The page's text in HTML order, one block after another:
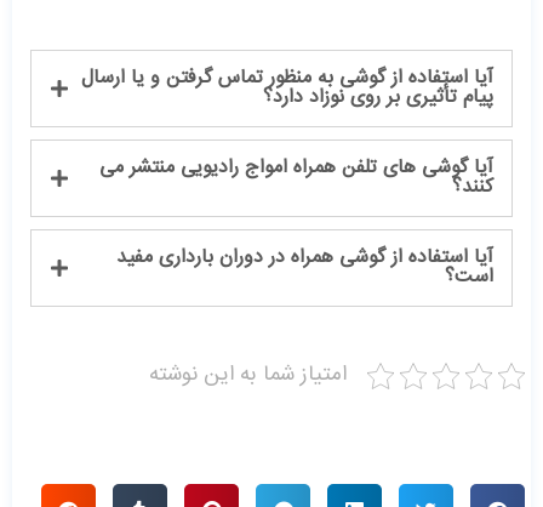
آیا استفاده از گوشی به منظور تماس گرفتن و یا ارسال
پیام تأثیری بر روی نوزاد دارد؟
آیا گوشی های تلفن همراه امواج رادیویی منتشر می
‌کنند؟
آیا استفاده از گوشی همراه در دوران بارداری مفید
است؟
امتیاز شما به این نوشته